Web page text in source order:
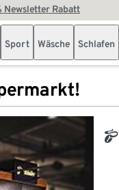
Newsletter Rabatt
Sport Wäsche Schlafen
tchibo_logo